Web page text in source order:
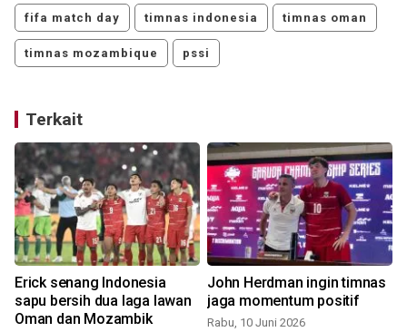
fifa match day timnas indonesia timnas oman
timnas mozambique pssi
Terkait
Erick senang Indonesia
sapu bersih dua laga lawan
Oman dan Mozambik
John Herdman ingin timnas
jaga momentum positif
Rabu, 10 Juni 2026